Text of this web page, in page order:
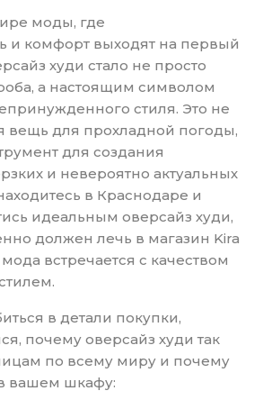
моды, где
и комфорт выходят на первый
худи стало не просто
а настоящим символом
стиля. Это не
вещь для прохладной погоды,
для создания
и невероятно актуальных
в Краснодаре и
идеальным оверсайз худи,
должен лечь в магазин Kira
встречается с качеством
в детали покупки,
почему оверсайз худи так
по всему миру и почему
вашем шкафу: